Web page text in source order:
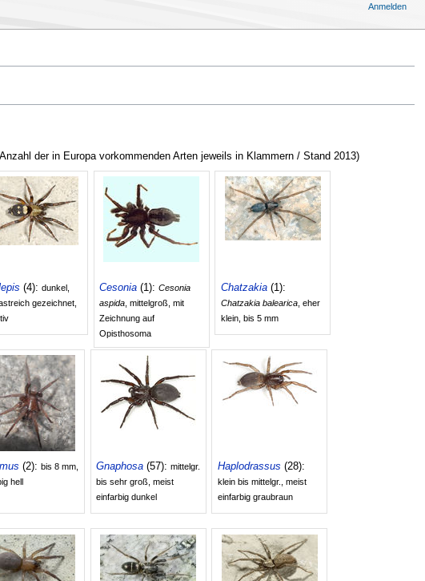
der in Europa vorkommenden Arten jeweils in Klammern / Stand 2013)
(4):dunkel,
gezeichnet,
Cesonia (1):Cesonia
aspida , mittelgroß, mit
Zeichnung auf
Opisthosoma
Chatzakia(1):
Chatzakia balearica, eher
klein, bis 5 mm
(2):bis 8 mm,
hell
Gnaphosa (57):mittelgr.
bis sehr groß, meist
einfarbig dunkel
Haplodrassus (28):
klein bis mittelgr., meist
einfarbig graubraun
Anmelden